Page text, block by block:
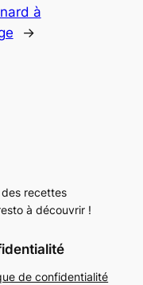
à
→
recettes
à découvrir !
de confidentialité